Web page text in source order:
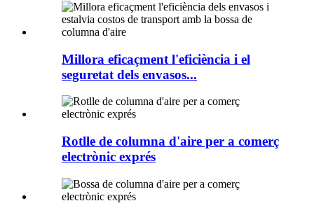
Millora eficaçment l'eficiència i el
seguretat dels envasos...
Rotlle de columna d'aire per a comerç
electrònic exprés